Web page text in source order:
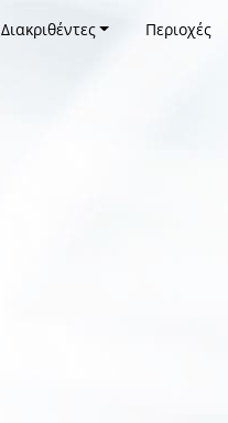
Διακριθέντες Περιοχές